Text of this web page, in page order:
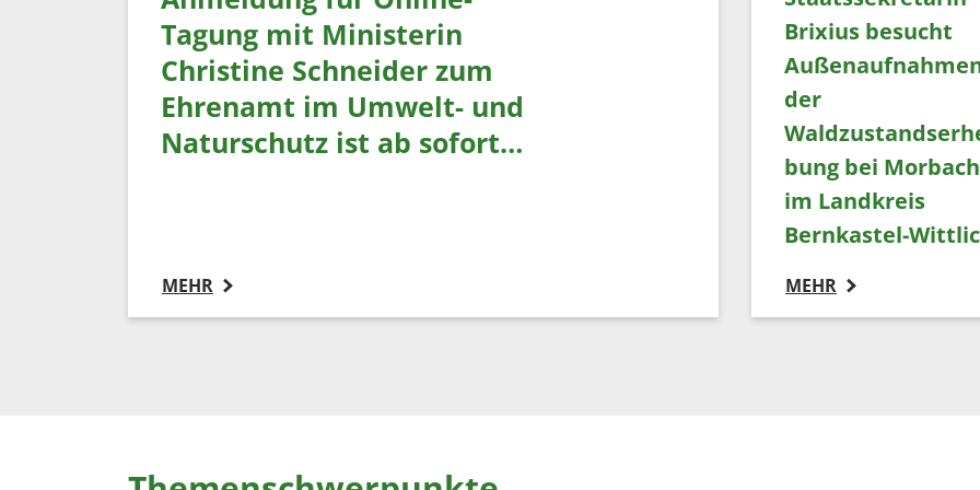
Tagung mit Ministerin
Christine Schneider zum
Ehrenamt im Umwelt- und
Naturschutz ist ab sofort…
MEHR
Brixius besucht
der
bung bei Morbach
im Landkreis
Bernkastel-
MEHR